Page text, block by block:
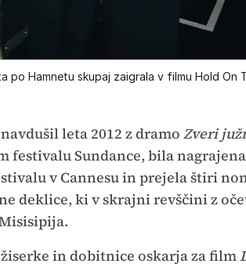
po Hamnetu skupaj zaigrala v filmu Hold On
leta 2012 z dramo Zveri
festivalu Sundance, bila
v Cannesu in prejela štiri
deklice, ki v skrajni revščini z
in dobitnice oskarja za film